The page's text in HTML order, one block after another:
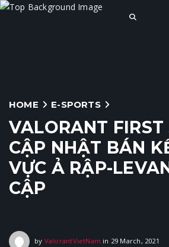
HOME E-SPORTS
VALORANT FIRST
CẬP NHẬT BÁN
VỰC Ả RẬP-
CẬP
by ValorantVietNam in 29 March, 2021